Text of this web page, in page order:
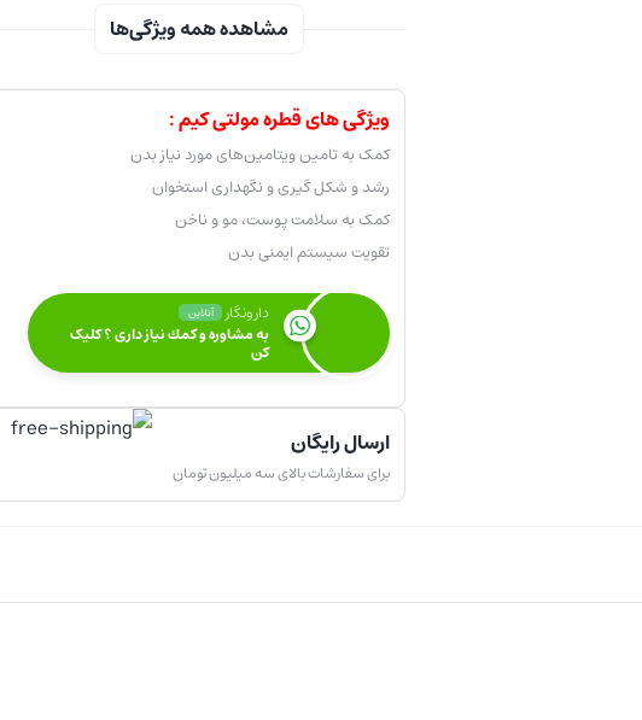
مشاهده همه ویژگی‌ها
ویژگی های قطره مولتی کیم :
کمک به تامین ویتامین‌های مورد نیاز بدن
رشد و شکل گیری و نگهداری استخوان
کمک به سلامت پوست، مو و ناخن
تقویت سیستم ایمنی بدن
دارونگار آنلاین
به مشاوره و كمك نياز داری ؟ کلیک
کن
ارسال رایگان
برای سفارشات بالای سه میلیون تومان